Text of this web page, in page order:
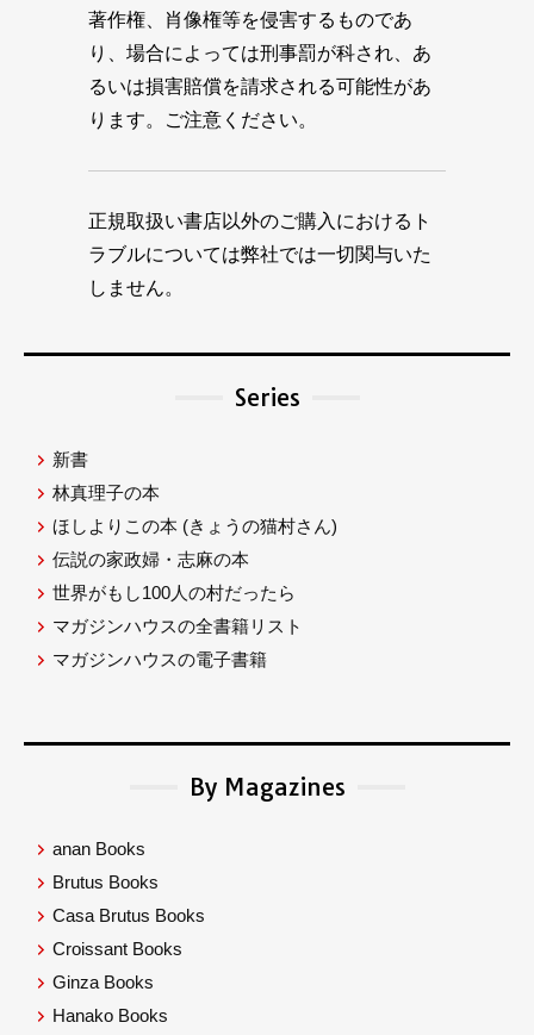
著作権、肖像権等を侵害するものであ
り、場合によっては刑事罰が科され、あ
るいは損害賠償を請求される可能性があ
ります。ご注意ください。
正規取扱い書店以外のご購入におけるト
ラブルについては弊社では一切関与いた
しません。
Series
新書
林真理子の本
ほしよりこの本 (きょうの猫村さん)
伝説の家政婦・志麻の本
世界がもし100人の村だったら
マガジンハウスの全書籍リスト
マガジンハウスの電子書籍
By Magazines
anan Books
Brutus Books
Casa Brutus Books
Croissant Books
Ginza Books
Hanako Books